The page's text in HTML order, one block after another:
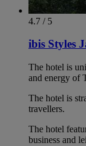
4.7 / 5
ibis Styles
The hotel is
and energy of
The hotel is
travellers.
The hotel
business and